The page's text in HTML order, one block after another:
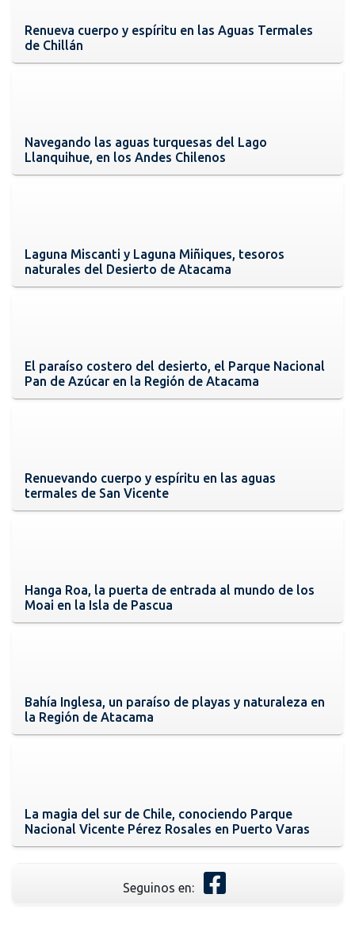
Renueva cuerpo y espíritu en las Aguas Termales
de Chillán
Navegando las aguas turquesas del Lago
Llanquihue, en los Andes Chilenos
Laguna Miscanti y Laguna Miñiques, tesoros
naturales del Desierto de Atacama
El paraíso costero del desierto, el Parque Nacional
Pan de Azúcar en la Región de Atacama
Renuevando cuerpo y espíritu en las aguas
termales de San Vicente
Hanga Roa, la puerta de entrada al mundo de los
Moai en la Isla de Pascua
Bahía Inglesa, un paraíso de playas y naturaleza en
la Región de Atacama
La magia del sur de Chile, conociendo Parque
Nacional Vicente Pérez Rosales en Puerto Varas
Seguinos en: